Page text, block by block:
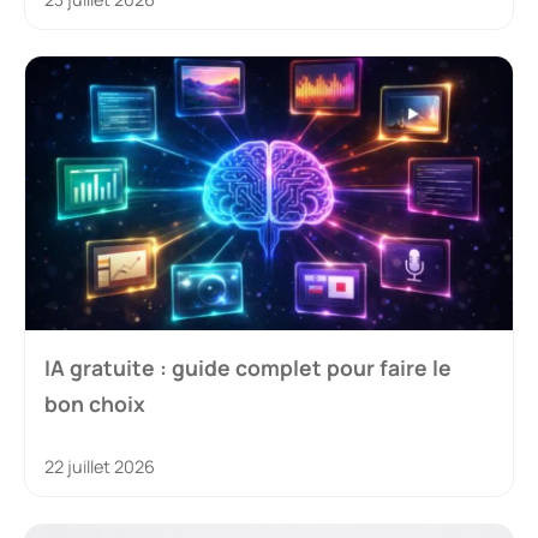
IA gratuite : guide complet pour faire le
bon choix
22 juillet 2026